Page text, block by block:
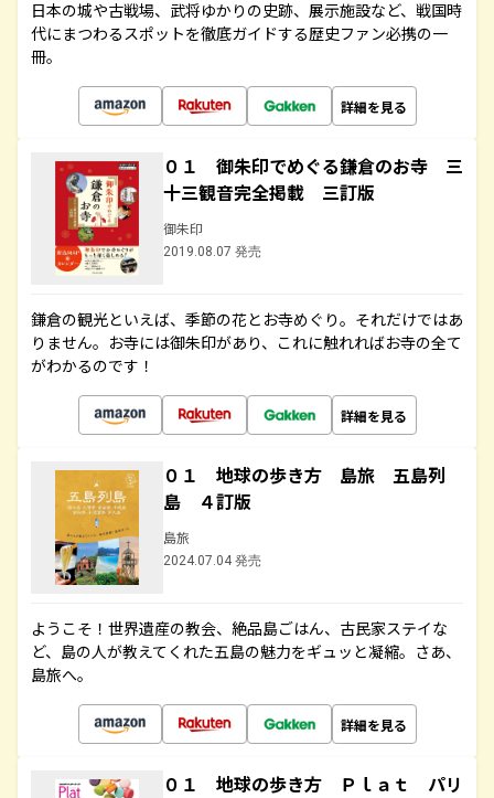
日本の城や古戦場、武将ゆかりの史跡、展示施設など、戦国時
代にまつわるスポットを徹底ガイドする歴史ファン必携の一
冊。
詳細を見る
０１ 御朱印でめぐる鎌倉のお寺 三
十三観音完全掲載 三訂版
御朱印
2019.08.07 発売
鎌倉の観光といえば、季節の花とお寺めぐり。それだけではあ
りません。お寺には御朱印があり、これに触れればお寺の全て
がわかるのです！
詳細を見る
０１ 地球の歩き方 島旅 五島列
島 ４訂版
島旅
2024.07.04 発売
ようこそ！世界遺産の教会、絶品島ごはん、古民家ステイな
ど、島の人が教えてくれた五島の魅力をギュッと凝縮。さあ、
島旅へ。
詳細を見る
０１ 地球の歩き方 Ｐｌａｔ パリ